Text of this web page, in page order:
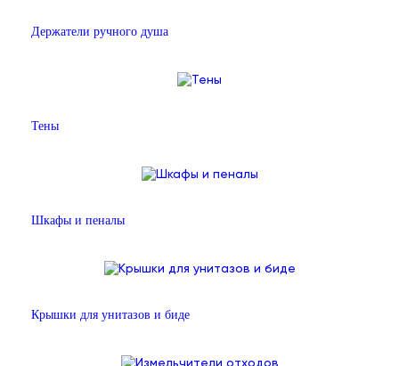
Держатели ручного душа
Тены
Шкафы и пеналы
Крышки для унитазов и биде